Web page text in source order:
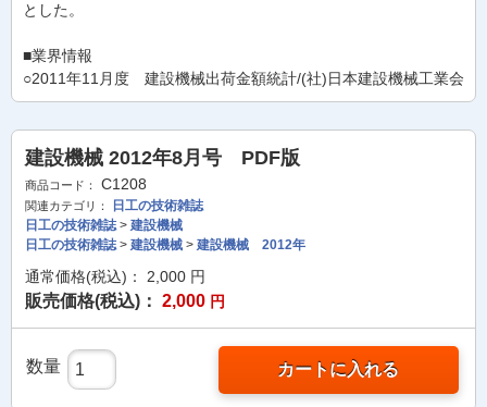
とした。
■業界情報
○2011年11月度 建設機械出荷金額統計/(社)日本建設機械工業会
建設機械 2012年8月号 PDF版
商品コード： C1208
関連カテゴリ：
日工の技術雑誌
日工の技術雑誌> 建設機械
日工の技術雑誌> 建設機械 > 建設機械 2012年
通常価格(税込)： 2,000 円
販売価格(税込)： 2,000 円
数量 カートに入れる